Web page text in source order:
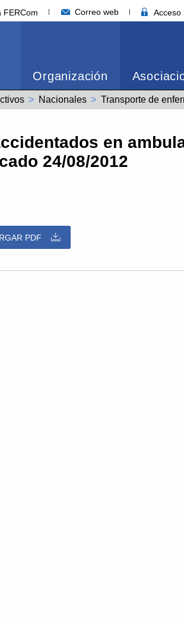
FERCom Correo web Acceso
Organización
Nacionales
en
24/08/2012
PDF